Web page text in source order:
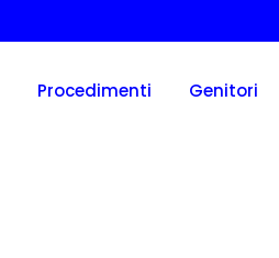
Procedimenti Genitori